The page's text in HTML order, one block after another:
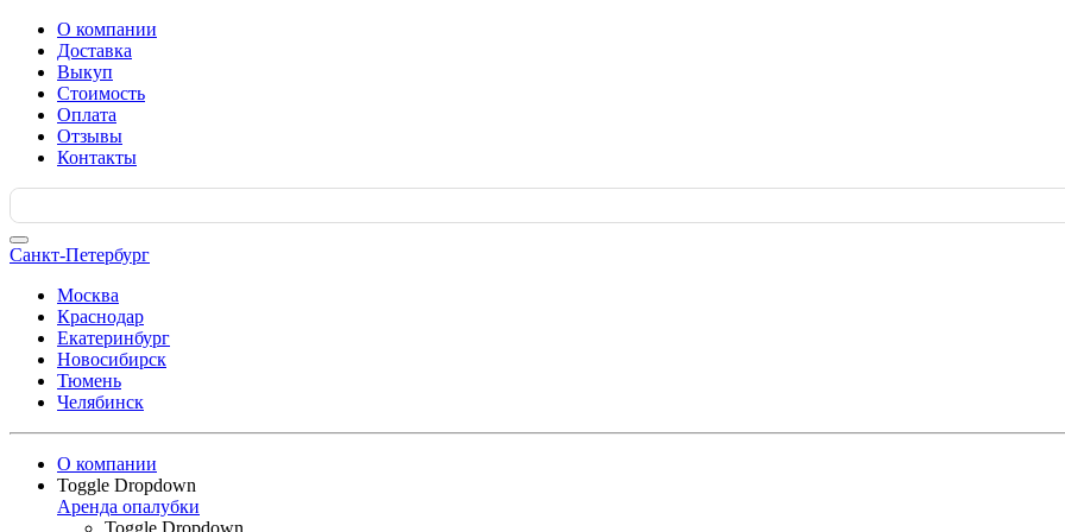
О компании
Доставка
Выкуп
Стоимость
Оплата
Отзывы
Контакты
Search
for:
Санкт-Петербург
Москва
Краснодар
Екатеринбург
Новосибирск
Тюмень
Челябинск
О компании
Toggle Dropdown
Аренда опалубки
Toggle Dropdown